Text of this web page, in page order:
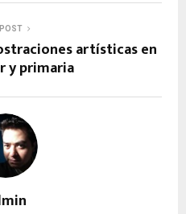
artísticas en
y primaria